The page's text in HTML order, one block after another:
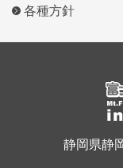
各種方針
静岡県静